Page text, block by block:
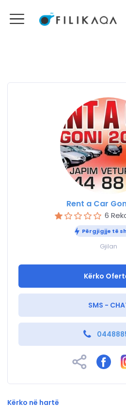
Rent a Car
6
Përgjigjje të
Gjilan
Kërko
SMS -
Kërko në hartë